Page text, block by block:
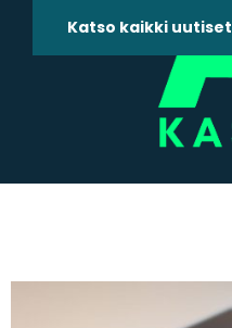
Katso kaikki uutiset